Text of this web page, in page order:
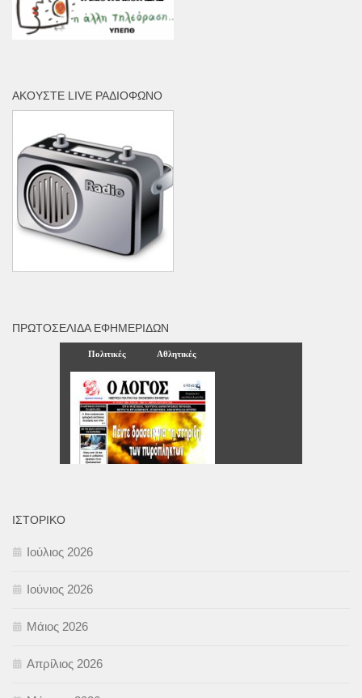
ΑΚΟΎΣΤΕ LIVE ΡΑΔΙΌΦΩΝΟ
ΠΡΩΤΟΣΈΛΙΔΑ ΕΦΗΜΕΡΊΔΩΝ
ΙΣΤΟΡΙΚΌ
Ιούλιος 2026
Ιούνιος 2026
Μάιος 2026
Απρίλιος 2026